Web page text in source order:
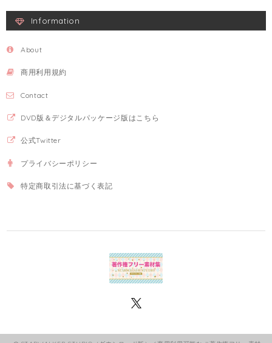
Information
About
商用利用規約
Contact
DVD版＆デジタルパッケージ版はこちら
公式Twitter
プライバシーポリシー
特定商取引法に基づく表記